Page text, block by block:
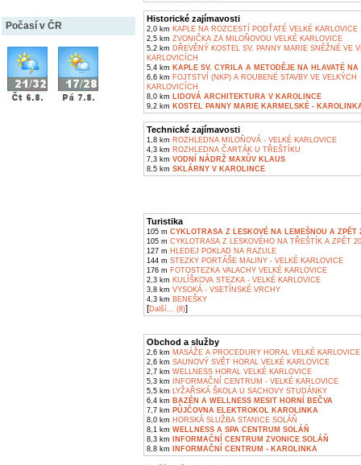
Počasí v ČR
Historické zajímavosti
2,0 km KAPLE NA ROZCESTÍ PODŤATÉ VELKÉ KARLOVICE
2,5 km ZVONIČKA ZA MILOŇOVOU VELKÉ KARLOVICE
5,2 km DŘEVĚNÝ KOSTEL SV. PANNY MARIE SNĚŽNÉ VE
KARLOVICÍCH
5,4 km KAPLE SV. CYRILA A METODĚJE NA HLAVATÉ NA
6,6 km FOJTSTVÍ (NKP) A ROUBENÉ STAVBY VE VELKÝCH
KARLOVICÍCH
8,0 km LIDOVÁ ARCHITEKTURA V KAROLINCE
9,2 km KOSTEL PANNY MARIE KARMELSKÉ -
Technické zajímavosti
1,8 km ROZHLEDNA MILOŇOVÁ - VELKÉ KARLOVICE
4,3 km ROZHLEDNA ČARTÁK U TŘEŠTÍKU
7,3 km VODNÍ NÁDRŽ MAXŮV KLAUS
8,5 km SKLÁRNY V KAROLINCE
Turistika
105 m CYKLOTRASA Z LESKOVÉ NA LEMEŠNOU A ZPĚT
105 m CYKLOTRASA Z LESKOVÉHO NA TŘEŠTÍK A ZPĚT
127 m HLEDEJ POKLAD NA RAZULE
144 m STEZKY PORTÁŠE MALINY - VELKÉ KARLOVICE
176 m FOTOSTEZKA VALACHY VELKÉ KARLOVICE
2,3 km KULÍŠKOVA STEZKA - VELKÉ KARLOVICE
3,8 km VYSOKÁ - VSETÍNSKÉ VRCHY
4,3 km BENEŠKY
[Další... (8)]
Obchod a služby
2,6 km MASÁŽE A PROCEDURY HORAL VELKÉ KARLOVICE
2,6 km SAUNOVÝ SVĚT HORAL VELKÉ KARLOVICE
2,7 km WELLNESS HORAL VELKÉ KARLOVICE
5,3 km INFORMAČNÍ CENTRUM - VELKÉ KARLOVICE
5,5 km LYŽAŘSKÁ ŠKOLA U SACHOVY STUDÁNKY
6,4 km BAZÉN A WELLNESS MESIT HORNÍ BEČVA
7,7 km PŮJČOVNA ELEKTROKOL KAROLINKA
8,0 km HORSKÁ SLUŽBA STANICE SOLÁŇ
8,1 km WELLNESS A SPA CENTRUM SOLÁŇ
8,3 km
INFORMAČNÍ CENTRUM ZVONICE SOLÁŇ
8,8 km
INFORMAČNÍ CENTRUM - KAROLINKA